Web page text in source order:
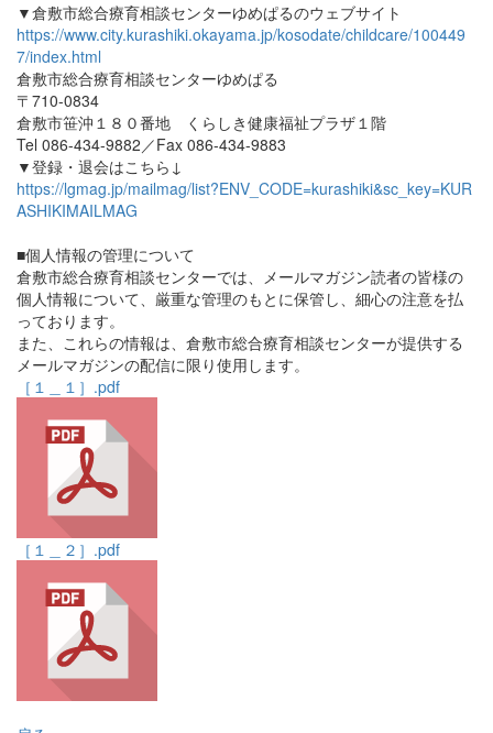
▼倉敷市総合療育相談センターゆめぱるのウェブサイト
https://www.city.kurashiki.okayama.jp/kosodate/childcare/100449
7/index.html
倉敷市総合療育相談センターゆめぱる
〒710-0834
倉敷市笹沖１８０番地 くらしき健康福祉プラザ１階
Tel 086-434-9882／Fax 086-434-9883
▼登録・退会はこちら↓
https://lgmag.jp/mailmag/list?ENV_CODE=kurashiki&sc_key=KUR
ASHIKIMAILMAG
■個人情報の管理について
倉敷市総合療育相談センターでは、メールマガジン読者の皆様の
個人情報について、厳重な管理のもとに保管し、細心の注意を払
っております。
また、これらの情報は、倉敷市総合療育相談センターが提供する
メールマガジンの配信に限り使用します。
［１＿１］.pdf
［１＿２］.pdf